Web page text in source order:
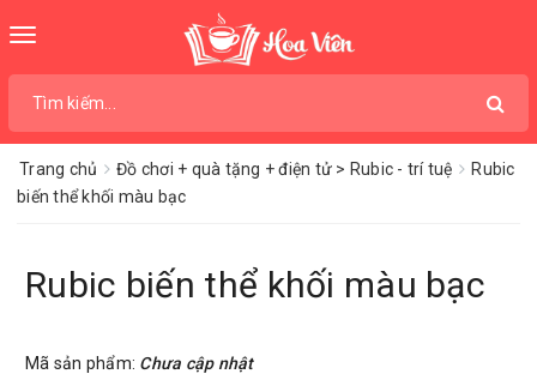
Toggle
Trang chủ Đồ chơi + quà tặng + điện tử > Rubic - trí tuệ
Rubic
biến thể khối màu bạc
Rubic biến thể khối màu bạc
Mã sản phẩm: Chưa cập nhật